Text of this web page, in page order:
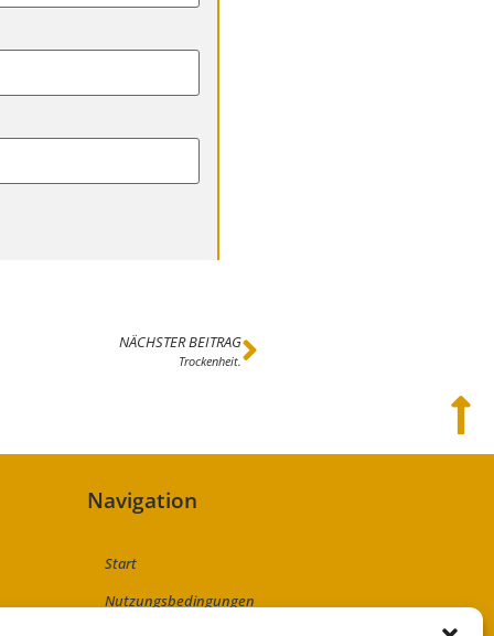
NÄCHSTER BEITRAG
Trockenheit.
Navigation
Start
Nutzungsbedingungen